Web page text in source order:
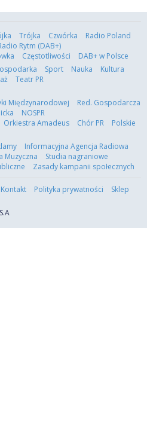
Trójka Czwórka
Radio Poland
Rytm (DAB+)
Częstotliwości
DAB+ w Polsce
Sport Nauka
Kultura
Teatr PR
Międzynarodowej
Red. Gospodarcza
NOSPR
Orkiestra Amadeus Chór PR
Polskie
Informacyjna Agencja Radiowa
Muzyczna
Studia nagraniowe
Zasady kampanii społecznych
Kontakt Polityka prywatności
Sklep